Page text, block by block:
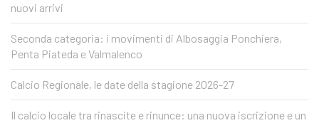
nuovi arrivi
Seconda categoria: i movimenti di Albosaggia Ponchiera,
Penta Piateda e Valmalenco
Calcio Regionale, le date della stagione 2026-27
Il calcio locale tra rinascite e rinunce: una nuova iscrizione e un